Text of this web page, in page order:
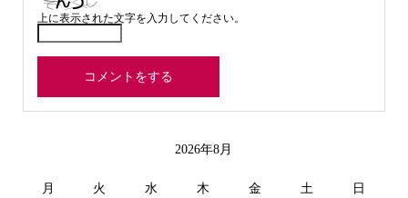
上に表示された文字を入力してください。
2026年8月
月 火 水 木 金 土 日